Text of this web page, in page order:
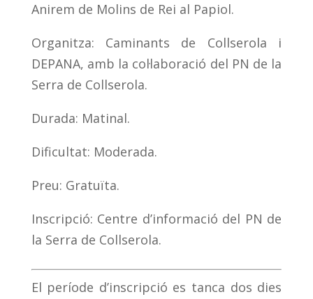
Anirem de Molins de Rei al Papiol.
Organitza: Caminants de Collserola i
DEPANA, amb la col·laboració del PN de la
Serra de Collserola.
Durada: Matinal.
Dificultat: Moderada.
Preu: Gratuïta.
Inscripció: Centre d’informació del PN de
la Serra de Collserola.
El període d’inscripció es tanca dos dies